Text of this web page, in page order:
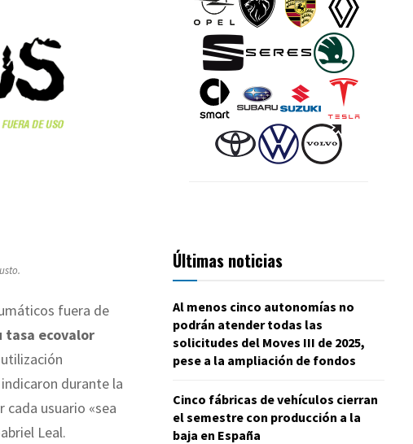
fuera de
tasa ecovalor
indicaron durante la
usuario «sea
Leal.
Últimas noticias
Al menos cinco autonomías no
podrán atender todas las
solicitudes del Moves III de 2025,
pese a la ampliación de fondos
Cinco fábricas de vehículos cierran
el semestre con producción a la
baja en España